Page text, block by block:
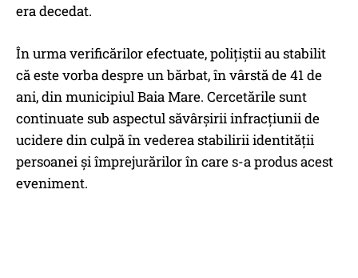
era decedat.
În urma verificărilor efectuate, polițiștii au stabilit
că este vorba despre un bărbat, în vârstă de 41 de
ani, din municipiul Baia Mare. Cercetările sunt
continuate sub aspectul săvârșirii infracțiunii de
ucidere din culpă în vederea stabilirii identității
persoanei și împrejurărilor în care s-a produs acest
eveniment.